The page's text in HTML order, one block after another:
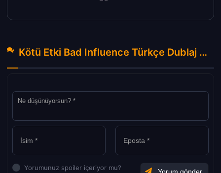
Kötü Etki Bad Influence Türkçe Dublaj izle (2025) Hakkında Yorumlar
Yorumunuz spoiler içeriyor mu?